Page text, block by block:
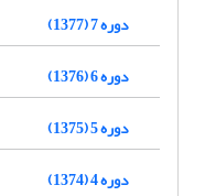
دوره 7 (1377)
دوره 6 (1376)
دوره 5 (1375)
دوره 4 (1374)